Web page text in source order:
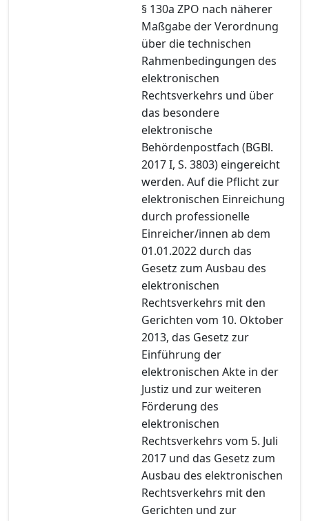
§ 130a ZPO nach näherer
Maßgabe der Verordnung
über die technischen
Rahmenbedingungen des
elektronischen
Rechtsverkehrs und über
das besondere
elektronische
Behördenpostfach (BGBl.
2017 I, S. 3803) eingereicht
werden. Auf die Pflicht zur
elektronischen Einreichung
durch professionelle
Einreicher/innen ab dem
01.01.2022 durch das
Gesetz zum Ausbau des
elektronischen
Rechtsverkehrs mit den
Gerichten vom 10. Oktober
2013, das Gesetz zur
Einführung der
elektronischen Akte in der
Justiz und zur weiteren
Förderung des
elektronischen
Rechtsverkehrs vom 5. Juli
2017 und das Gesetz zum
Ausbau des elektronischen
Rechtsverkehrs mit den
Gerichten und zur